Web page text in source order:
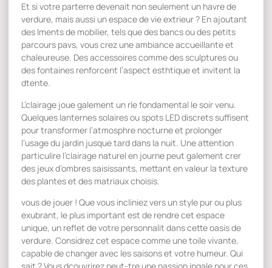
Et si votre parterre devenait non seulement un havre de
verdure, mais aussi un espace de vie extrieur ? En ajoutant
des lments de mobilier, tels que des bancs ou des petits
parcours pavs, vous crez une ambiance accueillante et
chaleureuse. Des accessoires comme des sculptures ou
des fontaines renforcent l’aspect esthtique et invitent la
dtente.
L’clairage joue galement un rle fondamental le soir venu.
Quelques lanternes solaires ou spots LED discrets suffisent
pour transformer l’atmosphre nocturne et prolonger
l’usage du jardin jusque tard dans la nuit. Une attention
particulire l’clairage naturel en journe peut galement crer
des jeux d’ombres saisissants, mettant en valeur la texture
des plantes et des matriaux choisis.
vous de jouer ! Que vous incliniez vers un style pur ou plus
exubrant, le plus important est de rendre cet espace
unique, un reflet de votre personnalit dans cette oasis de
verdure. Considrez cet espace comme une toile vivante,
capable de changer avec les saisons et votre humeur. Qui